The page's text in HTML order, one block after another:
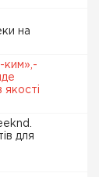
на
ким»,-
якості
для